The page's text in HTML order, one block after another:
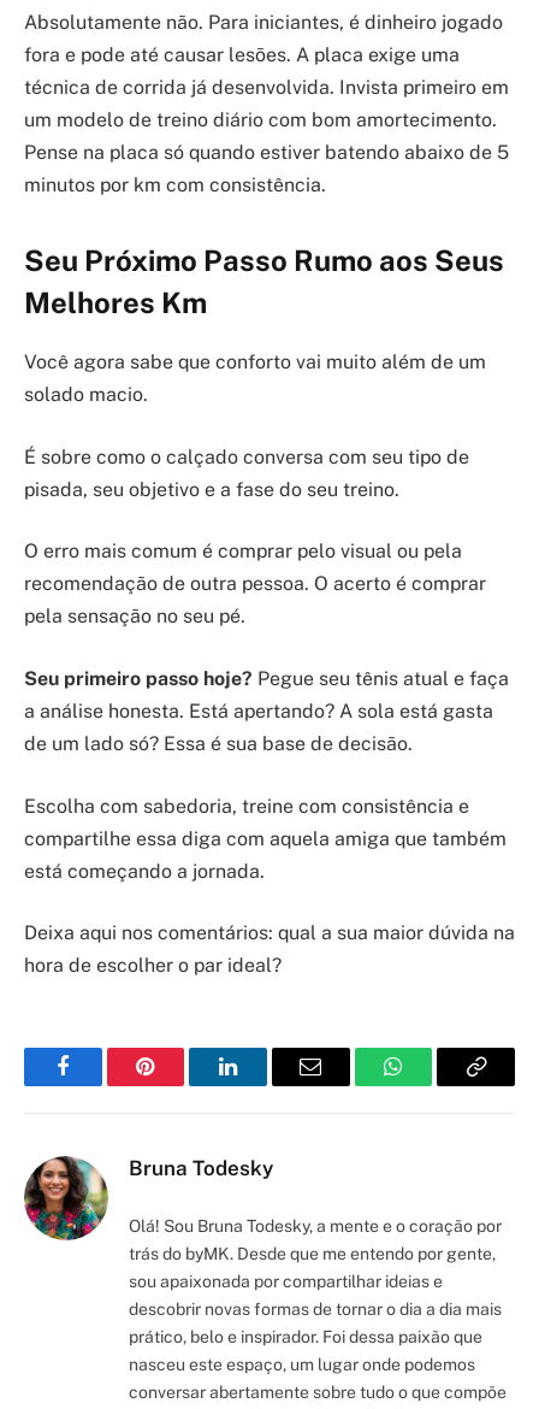
Absolutamente não. Para iniciantes, é dinheiro jogado
fora e pode até causar lesões. A placa exige uma
técnica de corrida já desenvolvida. Invista primeiro em
um modelo de treino diário com bom amortecimento.
Pense na placa só quando estiver batendo abaixo de 5
minutos por km com consistência.
Seu Próximo Passo Rumo aos Seus
Melhores Km
Você agora sabe que conforto vai muito além de um
solado macio.
É sobre como o calçado conversa com seu tipo de
pisada, seu objetivo e a fase do seu treino.
O erro mais comum é comprar pelo visual ou pela
recomendação de outra pessoa. O acerto é comprar
pela sensação no seu pé.
Seu primeiro passo hoje? Pegue seu tênis atual e faça
a análise honesta. Está apertando? A sola está gasta
de um lado só? Essa é sua base de decisão.
Escolha com sabedoria, treine com consistência e
compartilhe essa diga com aquela amiga que também
está começando a jornada.
Deixa aqui nos comentários: qual a sua maior dúvida na
hora de escolher o par ideal?
FacebookPinterest LinkedInEmail WhatsAppCopy
Bruna Todesky
Olá! Sou Bruna Todesky, a mente e o coração por
trás do byMK. Desde que me entendo por gente,
sou apaixonada por compartilhar ideias e
descobrir novas formas de tornar o dia a dia mais
prático, belo e inspirador. Foi dessa paixão que
nasceu este espaço, um lugar onde podemos
conversar abertamente sobre tudo o que compõe